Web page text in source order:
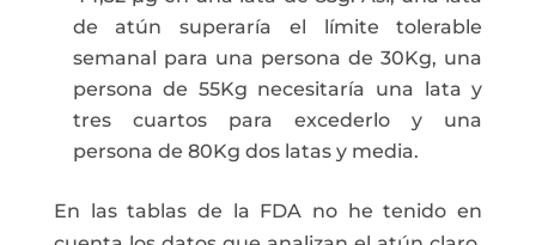
de atún superaría el límite tolerable
semanal para una persona de 30Kg, una
persona de 55Kg necesitaría una lata y
tres cuartos para excederlo y una
persona de 80Kg dos latas y media.
En las tablas de la FDA no he tenido en